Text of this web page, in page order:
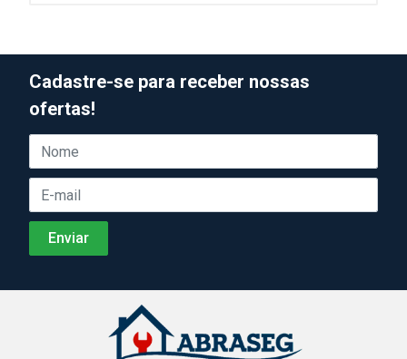
Cadastre-se para receber nossas
ofertas!